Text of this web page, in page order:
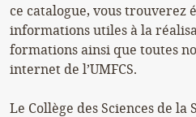
ce catalogue, vous trouverez
informations utiles à la
formations ainsi que toutes
internet de l’UMFCS.
Le Collège des Sciences de la